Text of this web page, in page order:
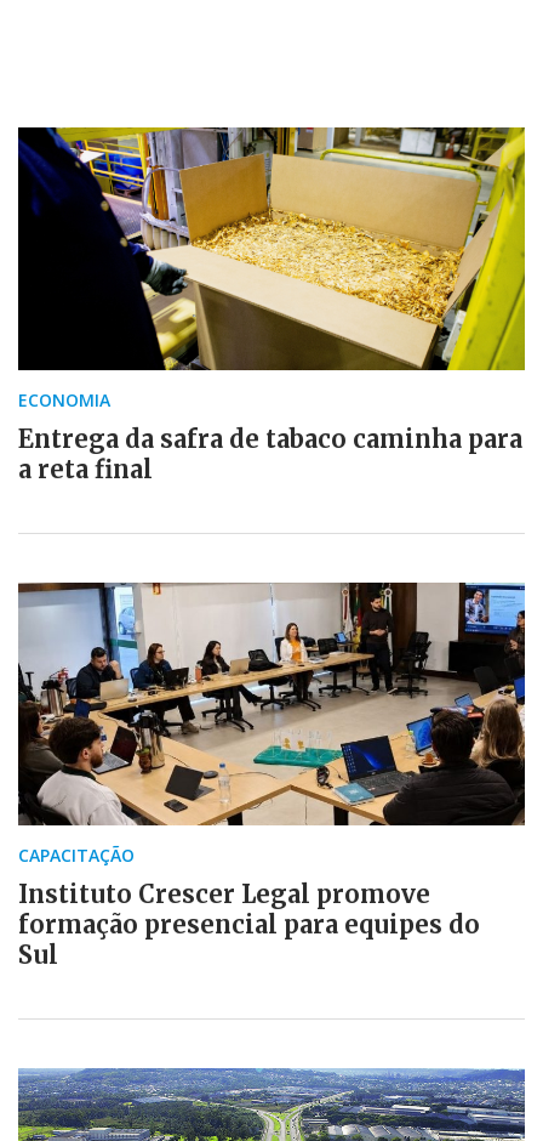
ECONOMIA
Entrega da safra de tabaco caminha para
a reta final
CAPACITAÇÃO
Instituto Crescer Legal promove
formação presencial para equipes do
Sul